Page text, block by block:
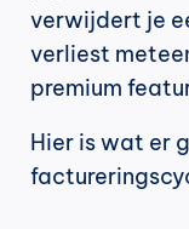
verwijdert je
verliest
premium
Hier is wat er